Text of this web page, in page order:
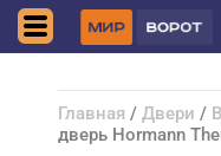
Главная / Двери /
дверь Hormann